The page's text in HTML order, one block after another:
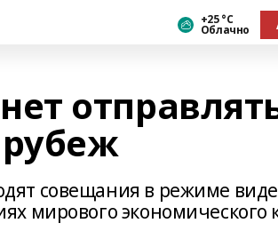
+25 °С
Облачно
совещания в режиме
мирового экономического